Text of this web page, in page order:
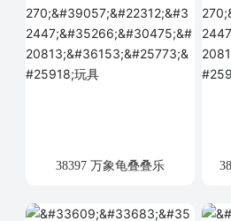
38397 万象龟叠叠乐